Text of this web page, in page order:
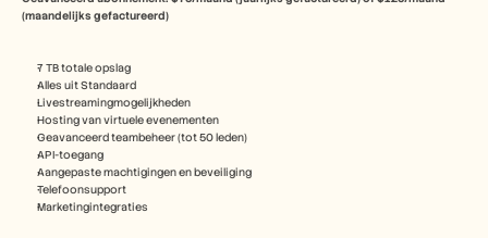
(maandelijks gefactureerd)
7 TB totale opslag
Alles uit Standaard
Livestreamingmogelijkheden
Hosting van virtuele evenementen
Geavanceerd teambeheer (tot 50 leden)
API-toegang
Aangepaste machtigingen en beveiliging
Telefoonsupport
Marketingintegraties